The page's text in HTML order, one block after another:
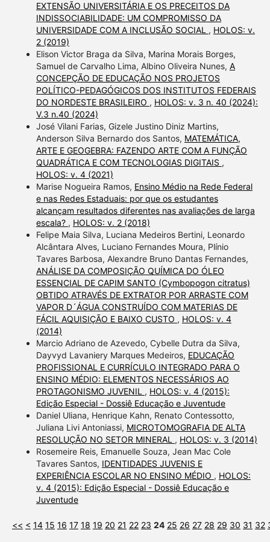
EXTENSÃO UNIVERSITÁRIA E OS PRECEITOS DA
INDISSOCIABILIDADE: UM COMPROMISSO DA
UNIVERSIDADE COM A INCLUSÃO SOCIAL , HOLOS: v.
2 (2019)
Elison Victor Braga da Silva, Marina Morais Borges,
Samuel de Carvalho Lima, Albino Oliveira Nunes, A
CONCEPÇÃO DE EDUCAÇÃO NOS PROJETOS
POLÍTICO-PEDAGÓGICOS DOS INSTITUTOS FEDERAIS
DO NORDESTE BRASILEIRO , HOLOS: v. 3 n. 40 (2024):
V.3 n.40 (2024)
José Vilani Farias, Gizele Justino Diniz Martins,
Anderson Silva Bernardo dos Santos, MATEMÁTICA,
ARTE E GEOGEBRA: FAZENDO ARTE COM A FUNÇÃO
QUADRÁTICA E COM TECNOLOGIAS DIGITAIS ,
HOLOS: v. 4 (2021)
Marise Nogueira Ramos, Ensino Médio na Rede Federal
e nas Redes Estaduais: por que os estudantes
alcançam resultados diferentes nas avaliações de larga
escala? , HOLOS: v. 2 (2018)
Felipe Maia Silva, Luciana Medeiros Bertini, Leonardo
Alcântara Alves, Luciano Fernandes Moura, Plínio
Tavares Barbosa, Alexandre Bruno Dantas Fernandes,
ANÁLISE DA COMPOSIÇÃO QUÍMICA DO ÓLEO
ESSENCIAL DE CAPIM SANTO (Cymbopogon citratus)
OBTIDO ATRAVÉS DE EXTRATOR POR ARRASTE COM
VAPOR D´ÁGUA CONSTRUÍDO COM MATERIAS DE
FÁCIL AQUISIÇÃO E BAIXO CUSTO , HOLOS: v. 4
(2014)
Marcio Adriano de Azevedo, Cybelle Dutra da Silva,
Dayvyd Lavaniery Marques Medeiros, EDUCAÇÃO
PROFISSIONAL E CURRÍCULO INTEGRADO PARA O
ENSINO MÉDIO: ELEMENTOS NECESSÁRIOS AO
PROTAGONISMO JUVENIL , HOLOS: v. 4 (2015):
Edição Especial - Dossiê Educação e Juventude
Daniel Uliana, Henrique Kahn, Renato Contessotto,
Juliana Livi Antoniassi, MICROTOMOGRAFIA DE ALTA
RESOLUÇÃO NO SETOR MINERAL , HOLOS: v. 3 (2014)
Rosemeire Reis, Emanuelle Souza, Jean Mac Cole
Tavares Santos, IDENTIDADES JUVENIS E
EXPERIÊNCIA ESCOLAR NO ENSINO MÉDIO , HOLOS:
v. 4 (2015): Edição Especial - Dossiê Educação e
Juventude
<< < 14 15 16 17 18 19 20 21 22 23 24 25 26 27 28 29 30 31 32